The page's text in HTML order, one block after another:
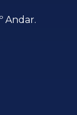
Andar.